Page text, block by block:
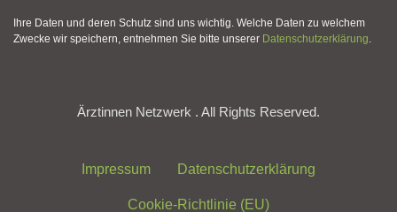
Ihre Daten und deren Schutz sind uns wichtig. Welche Daten zu welchem
Zwecke wir speichern, entnehmen Sie bitte unserer Datenschutzerklärung
Ärztinnen Netzwerk . All Rights Reserved.
Impressum Datenschutzerklärung
Cookie-Richtlinie (EU)